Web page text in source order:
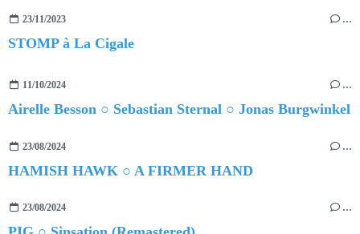
23/11/2023 …
STOMP à La Cigale
11/10/2024 …
Airelle Besson ○ Sebastian Sternal ○ Jonas Burgwinkel
23/08/2024 …
HAMISH HAWK ○ A FIRMER HAND
23/08/2024 …